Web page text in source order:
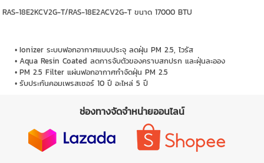
RAS-18E2KCV2G-T/RAS-18E2ACV2G-T ขนาด 17000 BTU
Ionizer ระบบฟอกอากาศแบบประจุ ลดฝุ่น PM 2.5, ไวรัส
Aqua Resin Coated ลดการจับตัวของคราบสกปรก และฝุ่นละออง
PM 2.5 Filter แผ่นฟอกอากาศกำจัดฝุ่น PM 2.5
รับประกันคอมเพรสเซอร์ 10 ปี อะไหล่ 5 ปี
ช่องทางจัดจำหน่ายออนไลน์